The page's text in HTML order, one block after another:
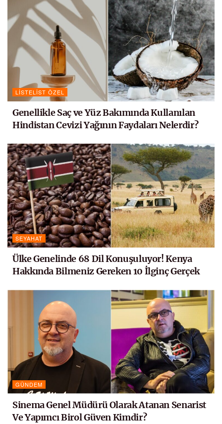
LISTELIST ÖZEL
Genellikle Saç ve Yüz Bakımında Kullanılan
Hindistan Cevizi Yağının Faydaları Nelerdir?
SEYAHAT
Ülke Genelinde 68 Dil Konuşuluyor! Kenya
Hakkında Bilmeniz Gereken 10 İlginç Gerçek
GÜNDEM
Sinema Genel Müdürü Olarak Atanan Senarist
Ve Yapımcı Birol Güven Kimdir?